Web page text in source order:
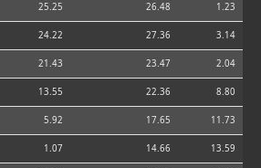
25.25 26.48 1.23
24.22 27.36 3.14
21.43 23.47 2.04
13.55 22.36 8.80
5.92 17.65 11.73
1.07 14.66 13.59